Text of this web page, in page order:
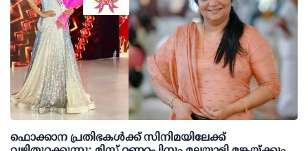
ഫൊക്കാന പ്രതിഭകള്‍ക്ക് സിനിമയിലേക്ക്